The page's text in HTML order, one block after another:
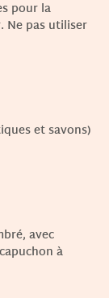
pour la
Ne pas utiliser
et savons)
avec
à